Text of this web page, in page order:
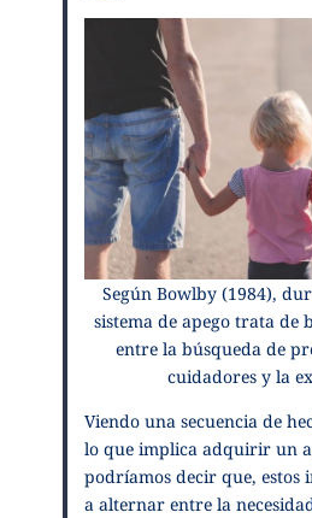
Según Bowlby (1984),
sistema de apego trata
entre la búsqueda de
cuidadores y la
Viendo una secuencia de
lo que implica adquirir un
podríamos decir que, estos
a alternar entre la